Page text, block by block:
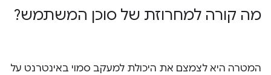
מה קורה למחרוזת של סוכן המשתמש?
המטרה היא לצמצם את היכולת למעקב סמוי באינטרנט על